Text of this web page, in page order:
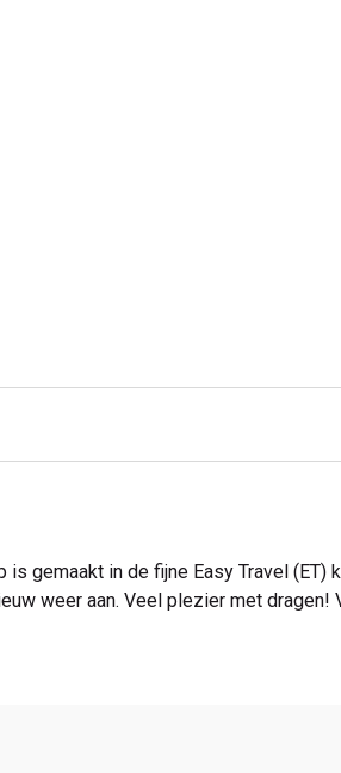
gemaakt in de fijne Easy Travel (ET)
weer aan. Veel plezier met dragen!